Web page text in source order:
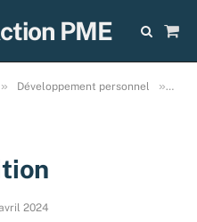
Cart
» Développement personnel »
2024